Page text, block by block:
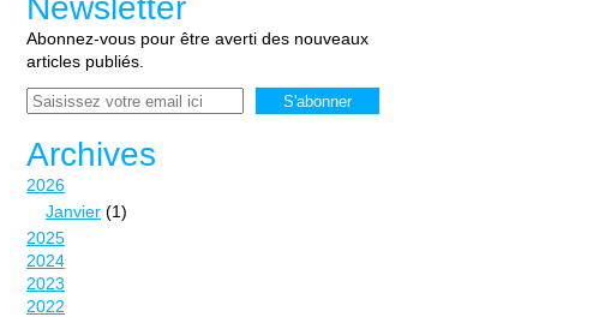
Newsletter
Abonnez-vous pour être averti des nouveaux
articles publiés.
Email
Archives
2026
Janvier (1)
2025
2024
2023
2022